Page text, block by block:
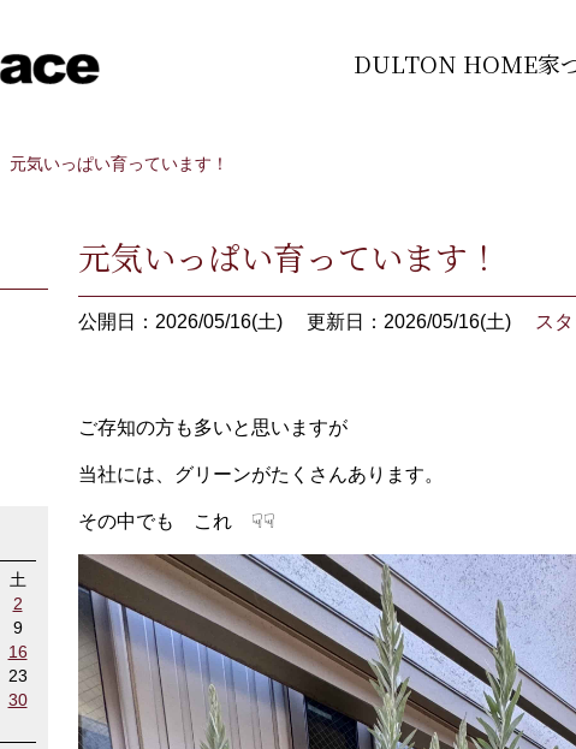
DULTON HOME家
元気いっぱい育っています！
元気いっぱい育っています！
公開日：2026/05/16(土) 更新日：2026/05/16(土) ス
ご存知の方も多いと思いますが
当社には、グリーンがたくさんあります。
その中でも これ ☟☟
土
2
9
16
23
30